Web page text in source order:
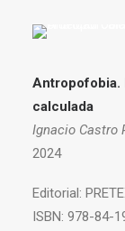
Antropofobia.
calculada
Ignacio Castro
2024
Editorial:
ISBN: 978-84-